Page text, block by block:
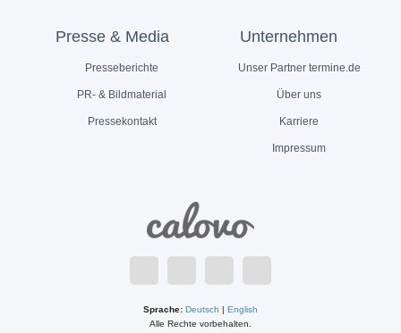
Presse & Media
Presseberichte
PR- & Bildmaterial
Pressekontakt
Unternehmen
Unser Partner termine.de
Über uns
Karriere
Impressum
Sprache: Deutsch | English
Alle Rechte vorbehalten.